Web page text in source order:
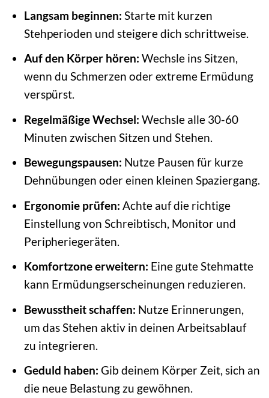
Langsam beginnen: Starte mit kurzen
Stehperioden und steigere dich schrittweise.
Auf den Körper hören: Wechsle ins Sitzen,
wenn du Schmerzen oder extreme Ermüdung
verspürst.
Regelmäßige Wechsel: Wechsle alle 30-60
Minuten zwischen Sitzen und Stehen.
Bewegungspausen: Nutze Pausen für kurze
Dehnübungen oder einen kleinen Spaziergang.
Ergonomie prüfen: Achte auf die richtige
Einstellung von Schreibtisch, Monitor und
Peripheriegeräten.
Komfortzone erweitern: Eine gute Stehmatte
kann Ermüdungserscheinungen reduzieren.
Bewusstheit schaffen: Nutze Erinnerungen,
um das Stehen aktiv in deinen Arbeitsablauf
zu integrieren.
Geduld haben: Gib deinem Körper Zeit, sich an
die neue Belastung zu gewöhnen.